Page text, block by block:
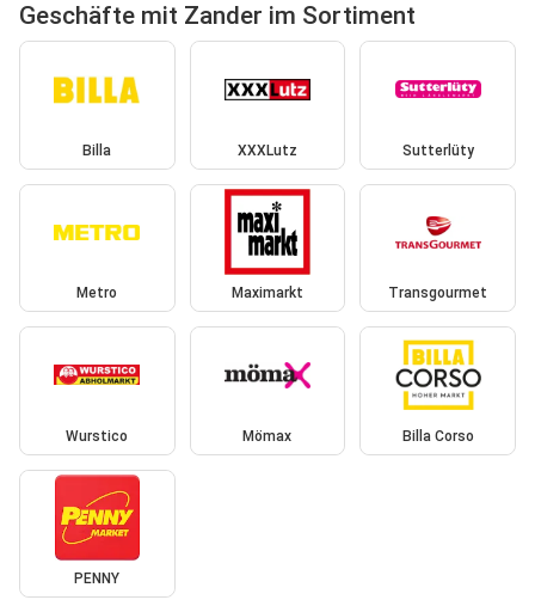
Geschäfte mit Zander im Sortiment
Billa XXXLutz Sutterlüty
Metro Maximarkt Transgourmet
Wurstico Mömax Billa Corso
PENNY